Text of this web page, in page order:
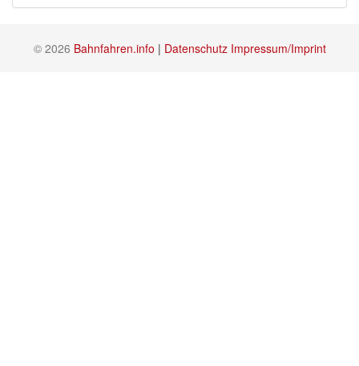
© 2026 Bahnfahren.info | Datenschutz Impressum/Imprint